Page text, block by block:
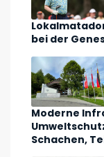
bei der
Moderne
Schachen,